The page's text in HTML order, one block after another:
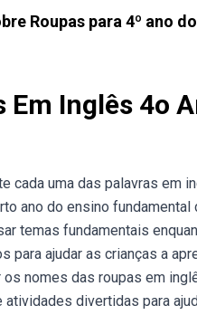
Roupas para 4º ano
Em Inglês 4o
cada uma das palavras em
ano do ensino
temas fundamentais
para ajudar as crianças a
nomes das roupas em
divertidas para